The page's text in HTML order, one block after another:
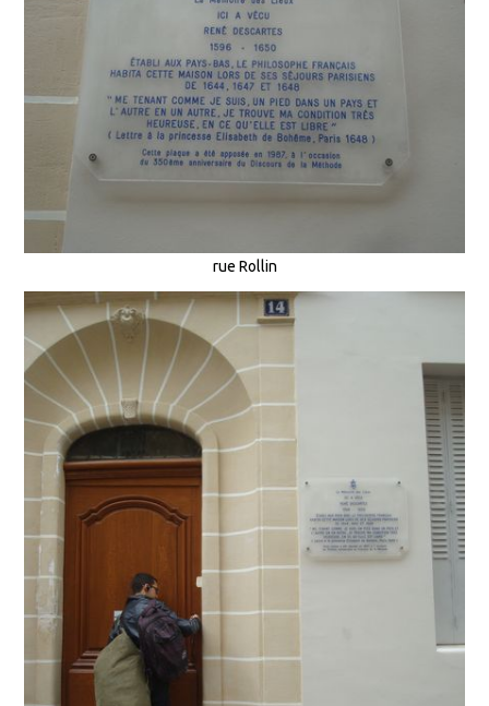
rue Rollin